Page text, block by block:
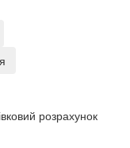
розрахунок